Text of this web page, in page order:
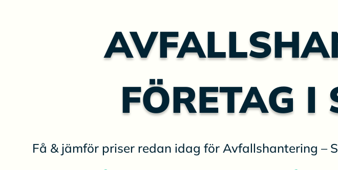
FÖRETAG I
Få & jämför priser redan idag för Avfallshantering